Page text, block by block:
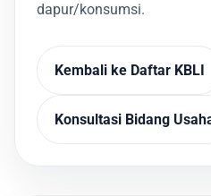
dapur/konsumsi.
Kembali ke Daftar KBLI
Konsultasi Bidang